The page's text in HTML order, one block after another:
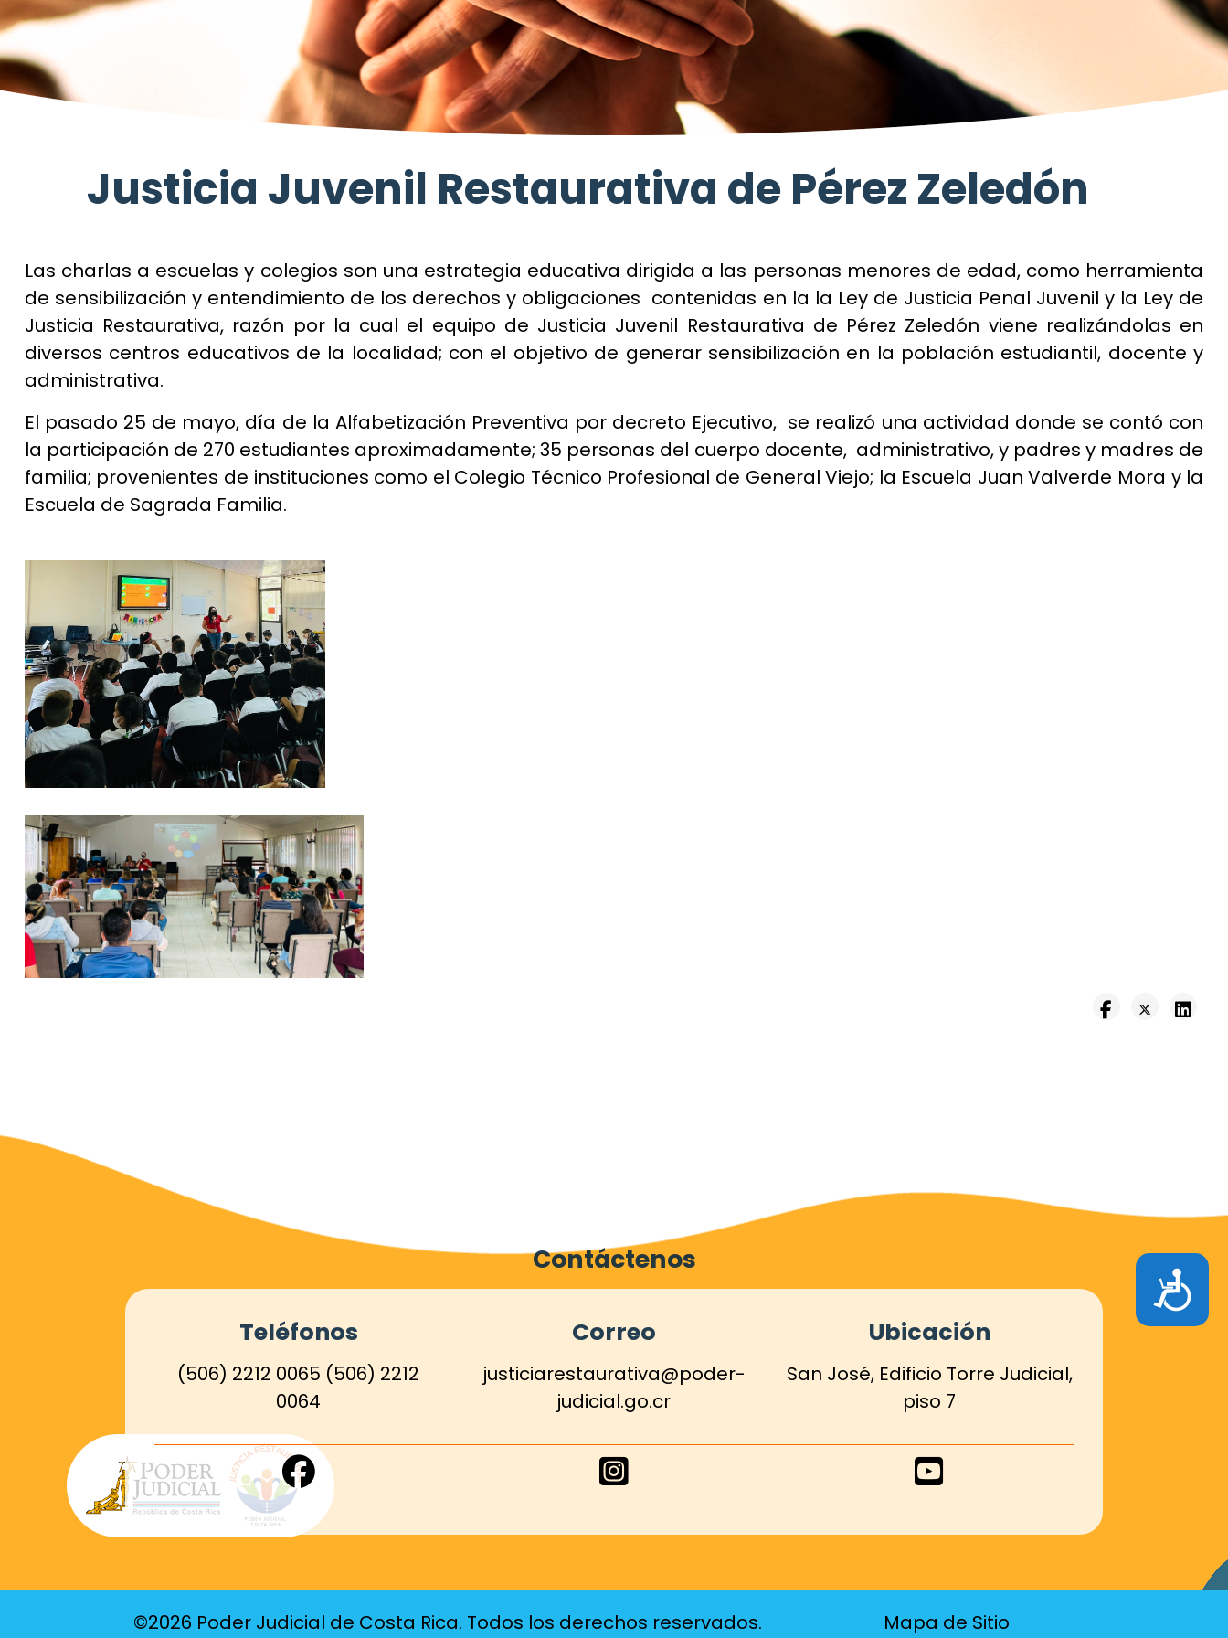
Accesibilidad
Justicia Juvenil Restaurativa de Pérez Zeledón
Las charlas a escuelas y colegios son una estrategia educativa dirigida a las personas menores de edad, como herramienta
de sensibilización y entendimiento de los derechos y obligaciones contenidas en la la Ley de Justicia Penal Juvenil y la Ley de
Justicia Restaurativa, razón por la cual el equipo de Justicia Juvenil Restaurativa de Pérez Zeledón viene realizándolas en
diversos centros educativos de la localidad; con el objetivo de generar sensibilización en la población estudiantil, docente y
administrativa.
El pasado 25 de mayo, día de la Alfabetización Preventiva por decreto Ejecutivo, se realizó una actividad donde se contó con
la participación de 270 estudiantes aproximadamente; 35 personas del cuerpo docente, administrativo, y padres y madres de
familia; provenientes de instituciones como el Colegio Técnico Profesional de General Viejo; la Escuela Juan Valverde Mora y la
Escuela de Sagrada Familia.
Contáctenos
Teléfonos
(506) 2212 0065 (506) 2212
0064
Correo
justiciarestaurativa@poder-
judicial.go.cr
Ubicación
San José, Edificio Torre Judicial,
piso 7
Enlace
de
Facebook
Enlace
©2026 Poder Judicial de Costa Rica. Todos los derechos reservados. Mapa de Sitio